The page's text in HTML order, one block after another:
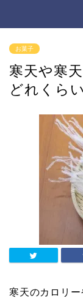
お菓子
寒天や寒
どれくら
寒天のカロリー